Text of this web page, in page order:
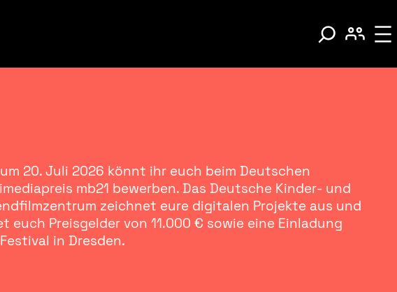
20. Juli 2026 könnt ihr euch beim Deutschen
mb21 bewerben. Das Deutsche Kinder- und
zeichnet eure digitalen Projekte aus und
euch Preisgelder von 11.000 € sowie eine Einladung
in Dresden.